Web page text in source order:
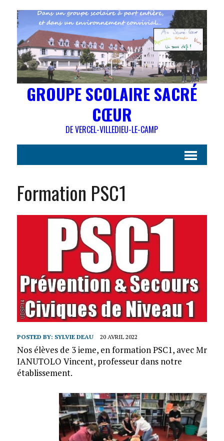
GROUPE SCOLAIRE SACRÉ
CŒUR
DE VERCEL-VILLEDIEU-LE-CAMP
Formation PSC1
POSTED BY: SYLVIE DEAU 20 AVRIL 2022
Nos élèves de 3 ieme, en formation PSC1, avec Mr
IANUTOLO Vincent, professeur dans notre
établissement.